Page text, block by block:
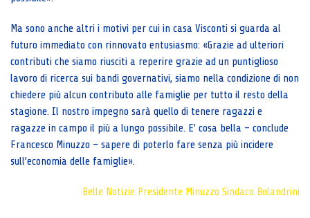
Ma sono anche altri i motivi per cui in casa Visconti si guarda al
futuro immediato con rinnovato entusiasmo: «Grazie ad ulteriori
contributi che siamo riusciti a reperire grazie ad un puntiglioso
lavoro di ricerca sui bandi governativi, siamo nella condizione di non
chiedere più alcun contributo alle famiglie per tutto il resto della
stagione. Il nostro impegno sarà quello di tenere ragazzi e
ragazze in campo il più a lungo possibile. E’ cosa bella – conclude
Francesco Minuzzo – sapere di poterlo fare senza più incidere
sull’economia delle famiglie».
Belle Notizie Presidente Minuzzo Sindaco Bolandrini